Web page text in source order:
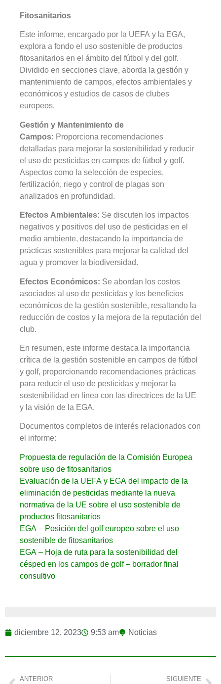
Fitosanitarios
Este informe, encargado por la UEFA y la EGA,
explora a fondo el uso sostenible de productos
fitosanitarios en el ámbito del fútbol y del golf.
Dividido en secciones clave, aborda la gestión y
mantenimiento de campos, efectos ambientales y
económicos y estudios de casos de clubes
europeos.
Gestión y Mantenimiento de
Campos: Proporciona recomendaciones
detalladas para mejorar la sostenibilidad y reducir
el uso de pesticidas en campos de fútbol y golf.
Aspectos como la selección de especies,
fertilización, riego y control de plagas son
analizados en profundidad.
Efectos Ambientales: Se discuten los impactos
negativos y positivos del uso de pesticidas en el
medio ambiente, destacando la importancia de
prácticas sostenibles para mejorar la calidad del
agua y promover la biodiversidad.
Efectos Económicos: Se abordan los costos
asociados al uso de pesticidas y los beneficios
económicos de la gestión sostenible, resaltando la
reducción de costos y la mejora de la reputación del
club.
En resumen, este informe destaca la importancia
crítica de la gestión sostenible en campos de fútbol
y golf, proporcionando recomendaciones prácticas
para reducir el uso de pesticidas y mejorar la
sostenibilidad en línea con las directrices de la UE
y la visión de la EGA.
Documentos completos de interés relacionados con
el informe:
Propuesta de regulación de la Comisión Europea
sobre uso de fitosanitarios
Evaluación de la UEFA y EGA del impacto de la
eliminación de pesticidas mediante la nueva
normativa de la UE sobre el uso sostenible de
productos fitosanitarios
EGA – Posición del golf europeo sobre el uso
sostenible de fitosanitarios
EGA – Hoja de ruta para la sostenibilidad del
césped en los campos de golf – borrador final
consultivo
diciembre 12, 2023 9:53 am Noticias
ANTERIOR SIGUIENTE